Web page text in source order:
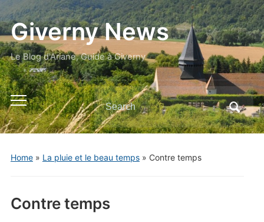
Giverny News
Le Blog d'Ariane, Guide à Giverny
Toggle
mobile
menu
Search
for:
Home» La pluie et le beau temps» Contre temps
Contre temps